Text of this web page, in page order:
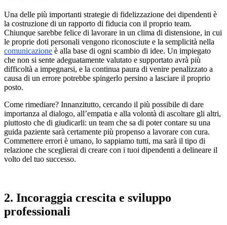
Una delle più importanti strategie di fidelizzazione dei dipendenti è
la costruzione di un rapporto di fiducia con il proprio team.
Chiunque sarebbe felice di lavorare in un clima di distensione, in cui
le proprie doti personali vengono riconosciute e la semplicità nella
comunicazione è alla base di ogni scambio di idee. Un impiegato
che non si sente adeguatamente valutato e supportato avrà più
difficoltà a impegnarsi, e la continua paura di venire penalizzato a
causa di un errore potrebbe spingerlo persino a lasciare il proprio
posto.
Come rimediare? Innanzitutto, cercando il più possibile di dare
importanza al dialogo, all’empatia e alla volontà di ascoltare gli altri,
piuttosto che di giudicarli: un team che sa di poter contare su una
guida paziente sarà certamente più propenso a lavorare con cura.
Commettere errori è umano, lo sappiamo tutti, ma sarà il tipo di
relazione che sceglierai di creare con i tuoi dipendenti a delineare il
volto del tuo successo.
2. Incoraggia crescita e sviluppo
professionali